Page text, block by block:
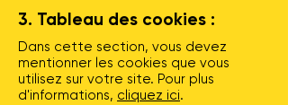
3. Tableau des cookies :
Dans cette section, vous devez
mentionner les cookies que vous
utilisez sur votre site. Pour plus
d'informations, cliquez ici.